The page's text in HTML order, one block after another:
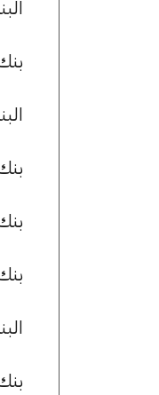
بنك
بنك
بنك
بنك
بنك